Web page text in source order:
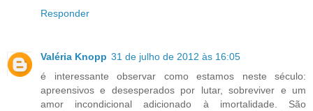
Responder
Valéria Knopp 31 de julho de 2012 às 16:05
é interessante observar como estamos neste século:
apreensivos e desesperados por lutar, sobreviver e um
amor incondicional adicionado à imortalidade. São